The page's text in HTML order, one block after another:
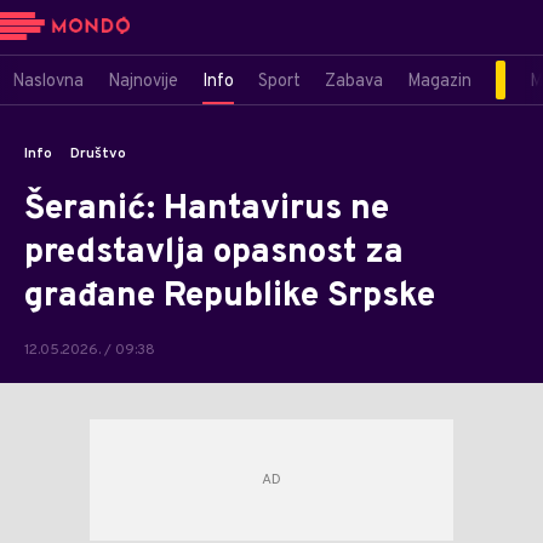
Naslovna Najnovije Info Sport Zabava Magazin
Info Društvo
Šeranić: Hantavirus ne
predstavlja opasnost za
građane Republike Srpske
12.05.2026. / 09:38